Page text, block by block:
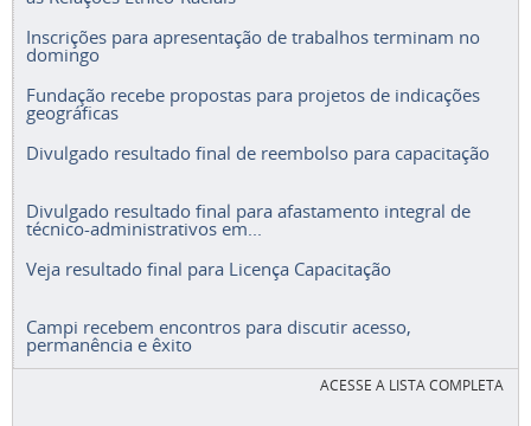
Inscrições para apresentação de trabalhos terminam no
domingo
Fundação recebe propostas para projetos de indicações
geográficas
Divulgado resultado final de reembolso para capacitação
Divulgado resultado final para afastamento integral de
técnico-administrativos em...
Veja resultado final para Licença Capacitação
Campi recebem encontros para discutir acesso,
permanência e êxito
ACESSE A LISTA COMPLETA